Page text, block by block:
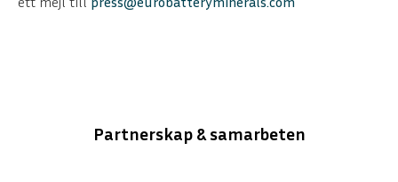
Partnerskap & samarbeten